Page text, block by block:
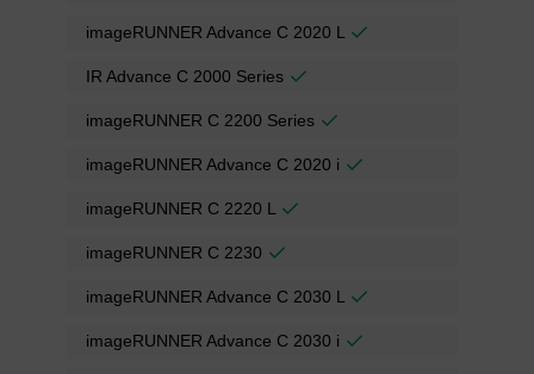
imageRUNNER Advance C 2020 L
IR Advance C 2000 Series
imageRUNNER C 2200 Series
imageRUNNER Advance C 2020 i
imageRUNNER C 2220 L
imageRUNNER C 2230
imageRUNNER Advance C 2030 L
imageRUNNER Advance C 2030 i